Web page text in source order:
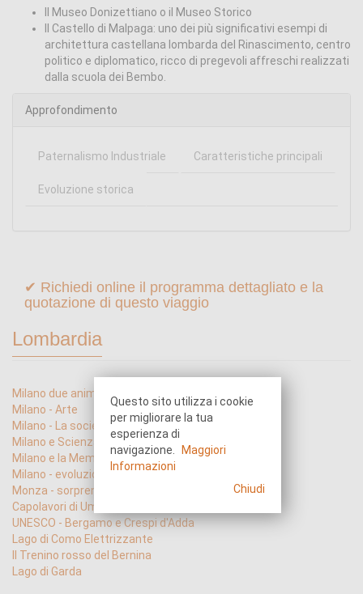
Il Museo Donizettiano o il Museo Storico
Il Castello di Malpaga: uno dei più significativi esempi di
architettura castellana lombarda del Rinascimento, centro
politico e diplomatico, ricco di pregevoli affreschi realizzati
dalla scuola dei Bembo.
Approfondimento
Paternalismo Industriale Caratteristiche principali
Evoluzione storica
✔ Richiedi online il programma dettagliato e la
quotazione di questo viaggio
Lombardia
Milano due anime una sola storia
Milano - Arte
Milano - La società nell'Arte
Milano e Scienza
Milano e la Memoria
Milano - evoluzione City Life
Monza - sorprendente
Capolavori di Umanesimo e Rinascimento
UNESCO - Bergamo e Crespi d'Adda
Lago di Como Elettrizzante
Il Trenino rosso del Bernina
Lago di Garda
Questo sito utilizza i cookie
per migliorare la tua
esperienza di
navigazione.
Maggiori
Informazioni
Chiudi